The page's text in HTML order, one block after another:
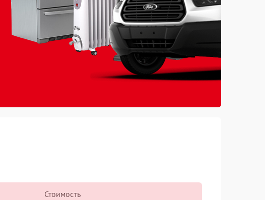
Стоимость